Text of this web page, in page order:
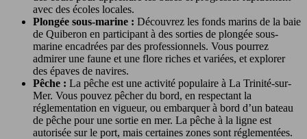
avec des écoles locales.
Plongée sous-marine : Découvrez les fonds marins de la baie
de Quiberon en participant à des sorties de plongée sous-
marine encadrées par des professionnels. Vous pourrez
admirer une faune et une flore riches et variées, et explorer
des épaves de navires.
Pêche : La pêche est une activité populaire à La Trinité-sur-
Mer. Vous pouvez pêcher du bord, en respectant la
réglementation en vigueur, ou embarquer à bord d’un bateau
de pêche pour une sortie en mer. La pêche à la ligne est
autorisée sur le port, mais certaines zones sont réglementées.